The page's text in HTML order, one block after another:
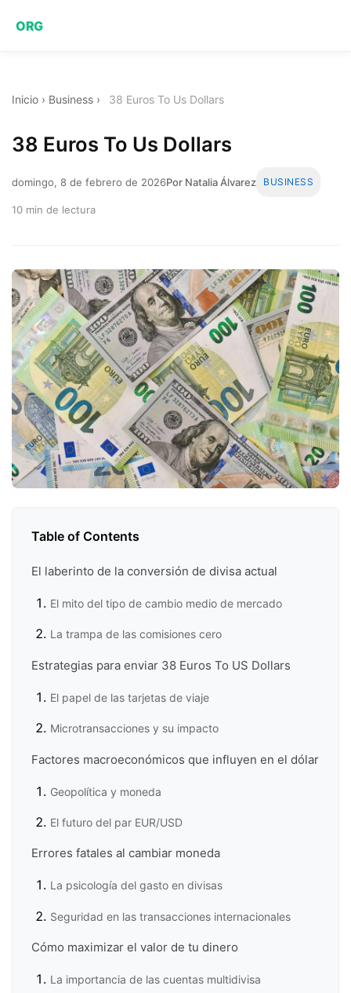
ORG
Inicio › Business › 38 Euros To Us Dollars
38 Euros To Us Dollars
domingo, 8 de febrero de 2026Por Natalia Álvarez BUSINESS
10 min de lectura
Table of Contents
El laberinto de la conversión de divisa actual
El mito del tipo de cambio medio de mercado
La trampa de las comisiones cero
Estrategias para enviar 38 Euros To US Dollars
El papel de las tarjetas de viaje
Microtransacciones y su impacto
Factores macroeconómicos que influyen en el dólar
Geopolítica y moneda
El futuro del par EUR/USD
Errores fatales al cambiar moneda
La psicología del gasto en divisas
Seguridad en las transacciones internacionales
Cómo maximizar el valor de tu dinero
La importancia de las cuentas multidivisa